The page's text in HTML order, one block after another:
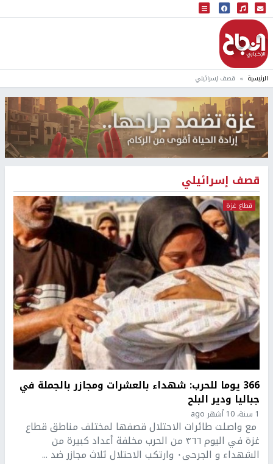
البث المباشر
إذاعة النجاح
الرئيسية قصف إسرائيلي
قصف إسرائيلي
قطاع غزة
366 يوما للحرب: شهداء بالعشرات ومجازر بالجملة في
جباليا ودير البلح
1 سنة، 10 أشهر ago
مع واصلت طائرات الاحتلال قصفها لمختلف مناطق قطاع
غزة في اليوم ٣٦٦ من الحرب مخلفة أعداد كبيرة من
الشهداء و الجرحى٠ وارتكب الاحتلال ثلاث مجازر ضد ...